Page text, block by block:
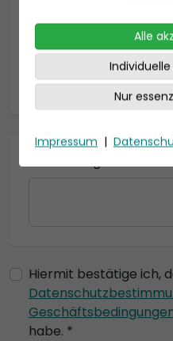
* = Pflichtfelder
Hiermit bestätige ich,
habe. *
Alle
Nur
Impressum |